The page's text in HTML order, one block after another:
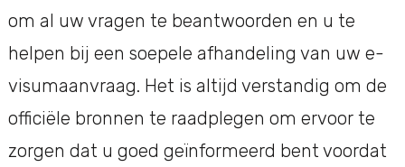
om al uw vragen te beantwoorden en u te
helpen bij een soepele afhandeling van uw e-
visumaanvraag. Het is altijd verstandig om de
officiële bronnen te raadplegen om ervoor te
zorgen dat u goed geïnformeerd bent voordat